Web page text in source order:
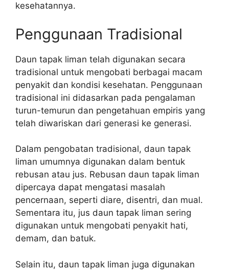
kesehatannya.
Penggunaan Tradisional
Daun tapak liman telah digunakan secara
tradisional untuk mengobati berbagai macam
penyakit dan kondisi kesehatan. Penggunaan
tradisional ini didasarkan pada pengalaman
turun-temurun dan pengetahuan empiris yang
telah diwariskan dari generasi ke generasi.
Dalam pengobatan tradisional, daun tapak
liman umumnya digunakan dalam bentuk
rebusan atau jus. Rebusan daun tapak liman
dipercaya dapat mengatasi masalah
pencernaan, seperti diare, disentri, dan mual.
Sementara itu, jus daun tapak liman sering
digunakan untuk mengobati penyakit hati,
demam, dan batuk.
Selain itu, daun tapak liman juga digunakan